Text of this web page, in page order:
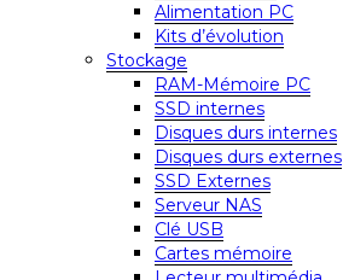
Alimentation PC
Kits d’évolution
Stockage
RAM-Mémoire PC
SSD internes
Disques durs internes
Disques durs externes
SSD Externes
Serveur NAS
Clé USB
Cartes mémoire